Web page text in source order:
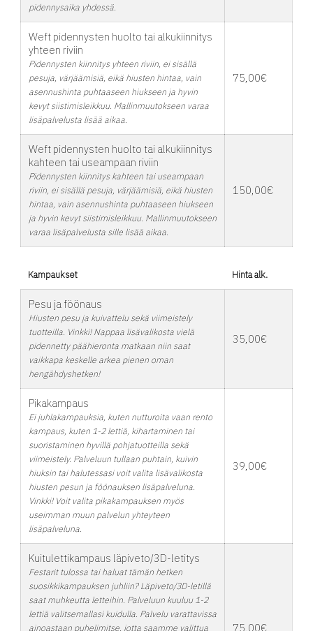
pidennysaika yhdessä.
Weft pidennysten huolto tai alkukiinnitys
yhteen riviin
Pidennysten kiinnitys yhteen riviin, ei sisällä
pesuja, värjäämisiä, eikä hiusten hintaa, vain
asennushinta puhtaaseen hiukseen ja hyvin
kevyt siistimisleikkuu. Mallinmuutokseen varaa
lisäpalvelusta lisää aikaa.
75,00€
Weft pidennysten huolto tai alkukiinnitys
kahteen tai useampaan riviin
Pidennysten kiinnitys kahteen tai useampaan
riviin, ei sisällä pesuja, värjäämisiä, eikä hiusten
hintaa, vain asennushinta puhtaaseen hiukseen
ja hyvin kevyt siistimisleikkuu. Mallinmuutokseen
varaa lisäpalvelusta sille lisää aikaa.
150,00€
Kampaukset Hinta alk.
Pesu ja föönaus
Hiusten pesu ja kuivattelu sekä viimeistely
tuotteilla. Vinkki! Nappaa lisävalikosta vielä
pidennetty päähieronta matkaan niin saat
vaikkapa keskelle arkea pienen oman
hengähdyshetken!
35,00€
Pikakampaus
Ei juhlakampauksia, kuten nutturoita vaan rento
kampaus, kuten 1-2 lettiä, kihartaminen tai
suoristaminen hyvillä pohjatuotteilla sekä
viimeistely. Palveluun tullaan puhtain, kuivin
hiuksin tai halutessasi voit valita lisävalikosta
hiusten pesun ja föönauksen lisäpalveluna.
Vinkki! Voit valita pikakampauksen myös
useimman muun palvelun yhteyteen
lisäpalveluna.
39,00€
Kuitulettikampaus läpiveto/3D-letitys
Festarit tulossa tai haluat tämän hetken
suosikkikampauksen juhliin? Läpiveto/3D-letillä
saat muhkeutta letteihin. Palveluun kuuluu 1-2
lettiä valitsemallasi kuidulla. Palvelu varattavissa
ainoastaan puhelimitse, jotta saamme valittua
75,00€